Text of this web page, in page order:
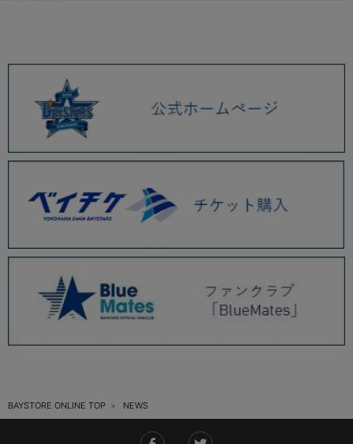
2025.12 (3)
2025.11 (6)
2025.10 (5)
2025.09 (5)
2025.08 (6)
2025.07 (6)
2025.05 (9)
2025.04 (9)
2025.03 (9)
2025.01 (12)
BAYSTORE ONLINE TOP NEWS